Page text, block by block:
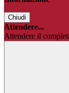
Chiudi
Attendere...
Attendere il